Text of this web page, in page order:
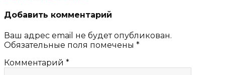
Добавить комментарий
Ваш адрес email не будет опубликован.
Обязательные поля помечены *
Комментарий *